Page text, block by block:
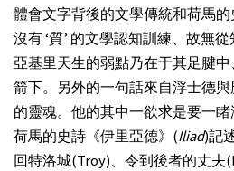
體會文字背後的文學傳統和荷馬
沒有 ‘質’ 的文學認知訓練、故無
亞基里天生的弱點乃在于其足腱
箭下。另外的一句話來自浮士德
的靈魂。他的其中一欲求是要一睹
荷馬的史詩《伊里亞德》(Iliad)記
回特洛城(Troy)、令到後者的丈夫